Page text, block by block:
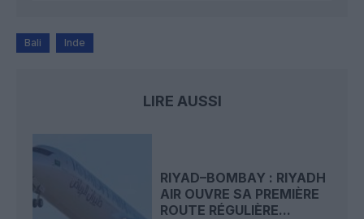
Bali Inde
LIRE AUSSI
RIYAD–BOMBAY : RIYADH
AIR OUVRE SA PREMIÈRE
ROUTE RÉGULIÈRE...